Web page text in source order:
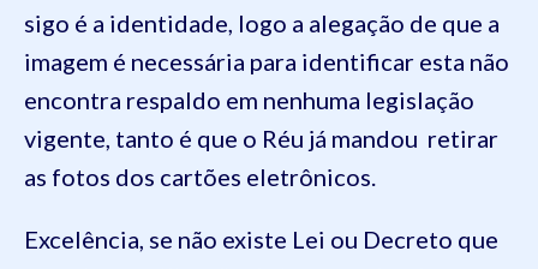
sigo é a identidade, logo a alegação de que a
imagem é necessária para identificar esta não
encontra respaldo em nenhuma legislação
vigente, tanto é que o Réu já mandou retirar
as fotos dos cartões eletrônicos.
Excelência, se não existe Lei ou Decreto que